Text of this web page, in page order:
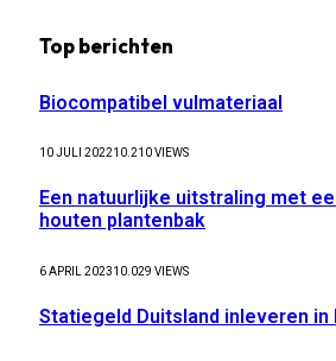
Top berichten
Biocompatibel vulmateriaal
10 JULI 202210.210VIEWS
Een natuurlijke uitstraling met
houten plantenbak
6 APRIL 202310.029 VIEWS
Statiegeld Duitsland inleveren in